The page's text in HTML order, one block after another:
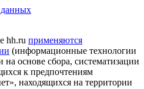
hh.ru применяются
(информационные технологии
основе сбора, систематизации
к предпочтениям
находящихся на территории